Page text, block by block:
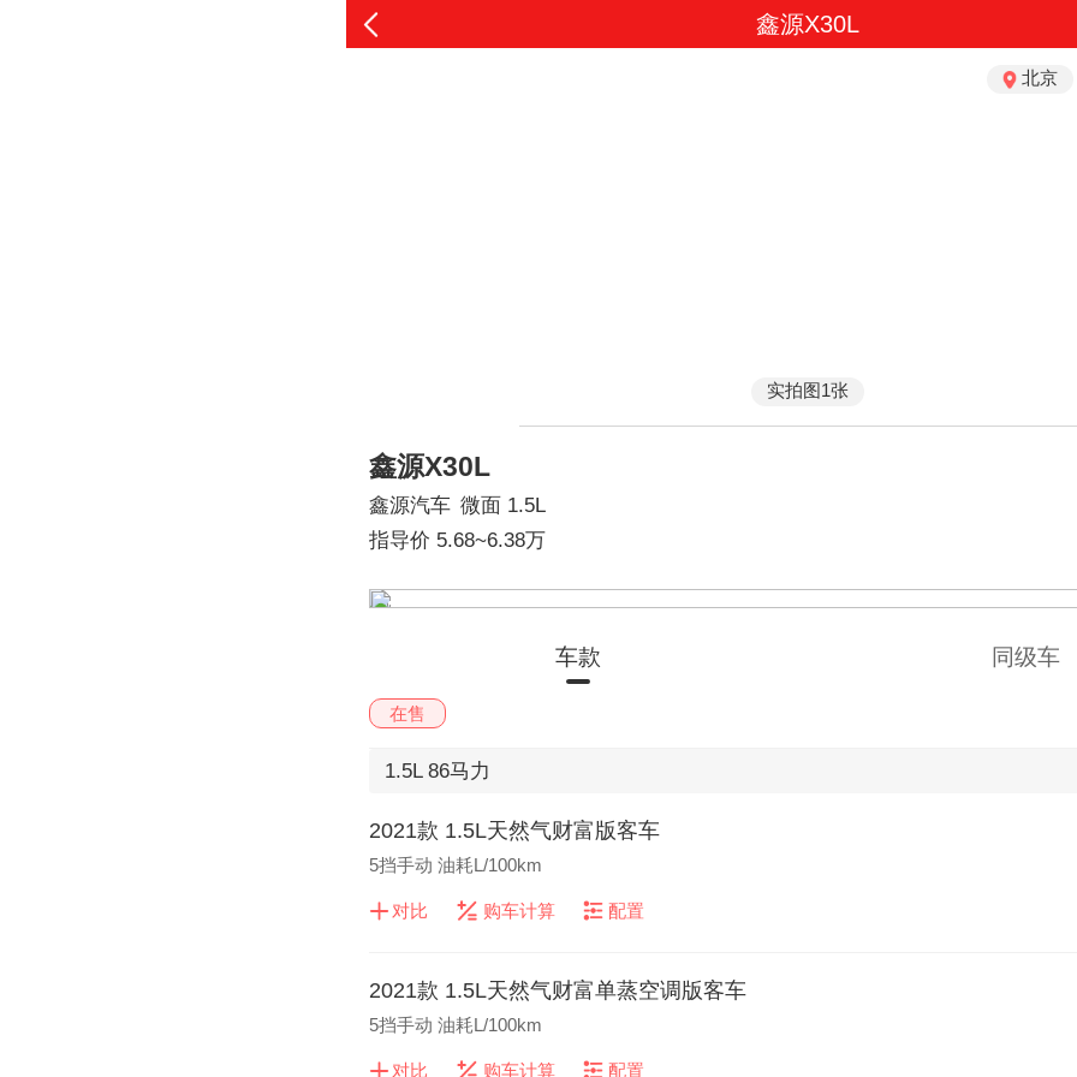
鑫源X30L
北京
实拍图1张
鑫源X30L
鑫源汽车 微面 1.5L
指导价 5.68~6.38万
车款 同级车
在售
1.5L 86马力
2021款 1.5L天然气财富版客车
5挡手动 油耗L/100km
对比 购车计算 配置
2021款 1.5L天然气财富单蒸空调版客车
5挡手动 油耗L/100km
对比 购车计算 配置